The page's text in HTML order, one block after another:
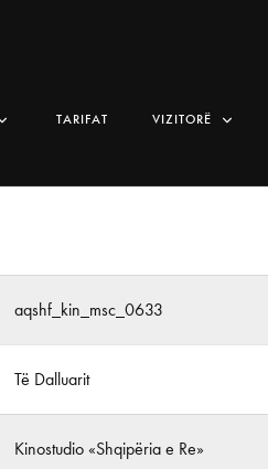
TARIFAT VIZITORË
aqshf_kin_msc_0633
Të Dalluarit
Kinostudio «Shqipëria e Re»